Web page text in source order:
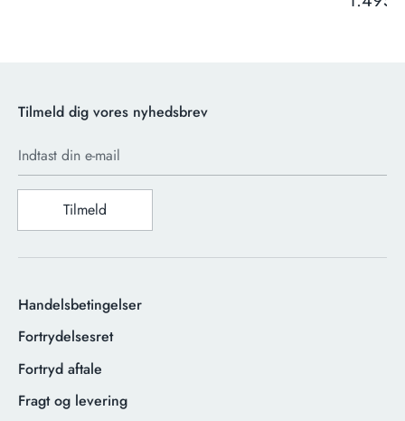
Tilmeld dig vores nyhedsbrev
Indtast din e-mail
Tilmeld
Handelsbetingelser
Fortrydelsesret
Fortryd aftale
Fragt og levering